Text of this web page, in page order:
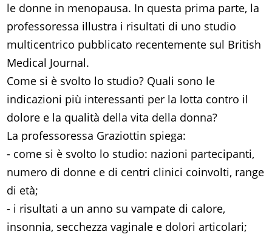
le donne in menopausa. In questa prima parte, la
professoressa illustra i risultati di uno studio
multicentrico pubblicato recentemente sul British
Medical Journal.
Come si è svolto lo studio? Quali sono le
indicazioni più interessanti per la lotta contro il
dolore e la qualità della vita della donna?
La professoressa Graziottin spiega:
- come si è svolto lo studio: nazioni partecipanti,
numero di donne e di centri clinici coinvolti, range
di età;
- i risultati a un anno su vampate di calore,
insonnia, secchezza vaginale e dolori articolari;